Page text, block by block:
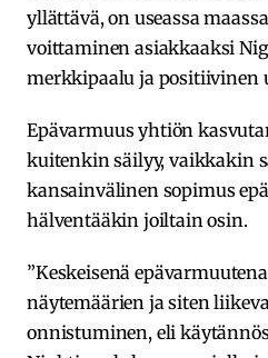
yllättävä, on useassa
voittaminen asiakkaaksi
merkkipaalu ja positiivinen
Epävarmuus yhtiön
kuitenkin säilyy, vaikkakin
kansainvälinen sopimus
hälventääkin joiltain osin.
”Keskeisenä
näytemäärien ja siten
onnistuminen, eli